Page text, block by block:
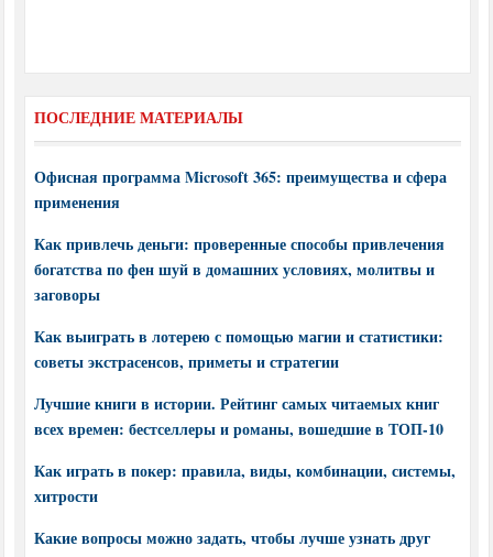
ПОСЛЕДНИЕ МАТЕРИАЛЫ
Офисная программа Microsoft 365: преимущества и сфера
применения
Как привлечь деньги: проверенные способы привлечения
богатства по фен шуй в домашних условиях, молитвы и
заговоры
Как выиграть в лотерею с помощью магии и статистики:
советы экстрасенсов, приметы и стратегии
Лучшие книги в истории. Рейтинг самых читаемых книг
всех времен: бестселлеры и романы, вошедшие в ТОП-10
Как играть в покер: правила, виды, комбинации, системы,
хитрости
Какие вопросы можно задать, чтобы лучше узнать друг